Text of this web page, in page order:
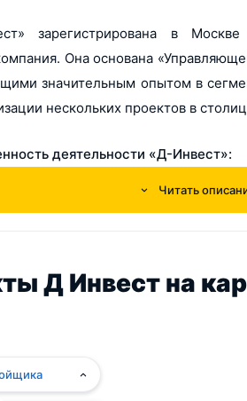
зарегистрирована в
Она основана
значительным опытом в
нескольких проектов в
деятельности «Д-Инвест»:
и коммерческих площадей,
компании выступает ЖК элит-
апартаментов.
Читать
Д Инвест на